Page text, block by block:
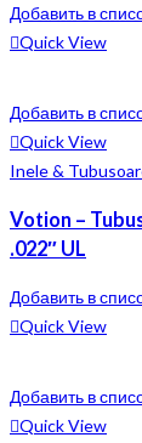
Добавить в
Quick View
Добавить в
Quick View
Inele &
Votion –
.022″ UL
Добавить в
Quick View
Добавить в
Quick View